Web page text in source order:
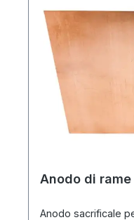
Anodo di rame
Anodo sacrificale